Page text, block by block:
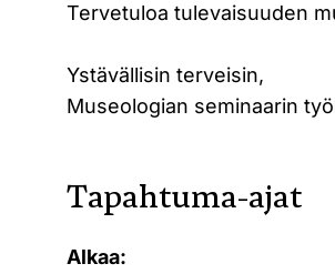
Tervetuloa tulevaisuuden
Ystävällisin terveisin,
Museologian seminaarin
Tapahtuma-ajat
Alkaa: